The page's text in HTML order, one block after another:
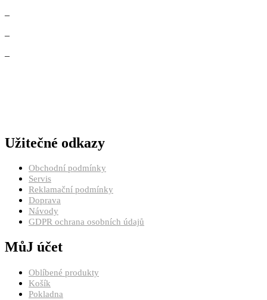
–
–
–
Užitečné odkazy
Obchodní podmínky
Servis
Reklamační podmínky
Doprava
Návody
GDPR ochrana osobních údajů
MůJ účet
Oblíbené produkty
Košík
Pokladna